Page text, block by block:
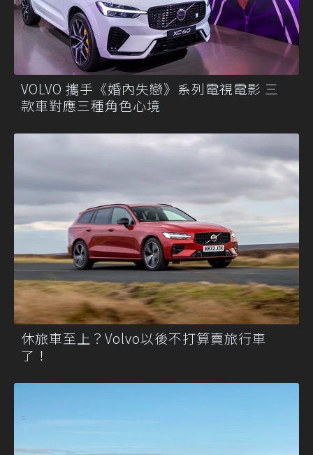
VOLVO 攜手《婚內失戀》系列電視電影 三
款車對應三種角色心境
休旅車至上？Volvo以後不打算賣旅行車
了！